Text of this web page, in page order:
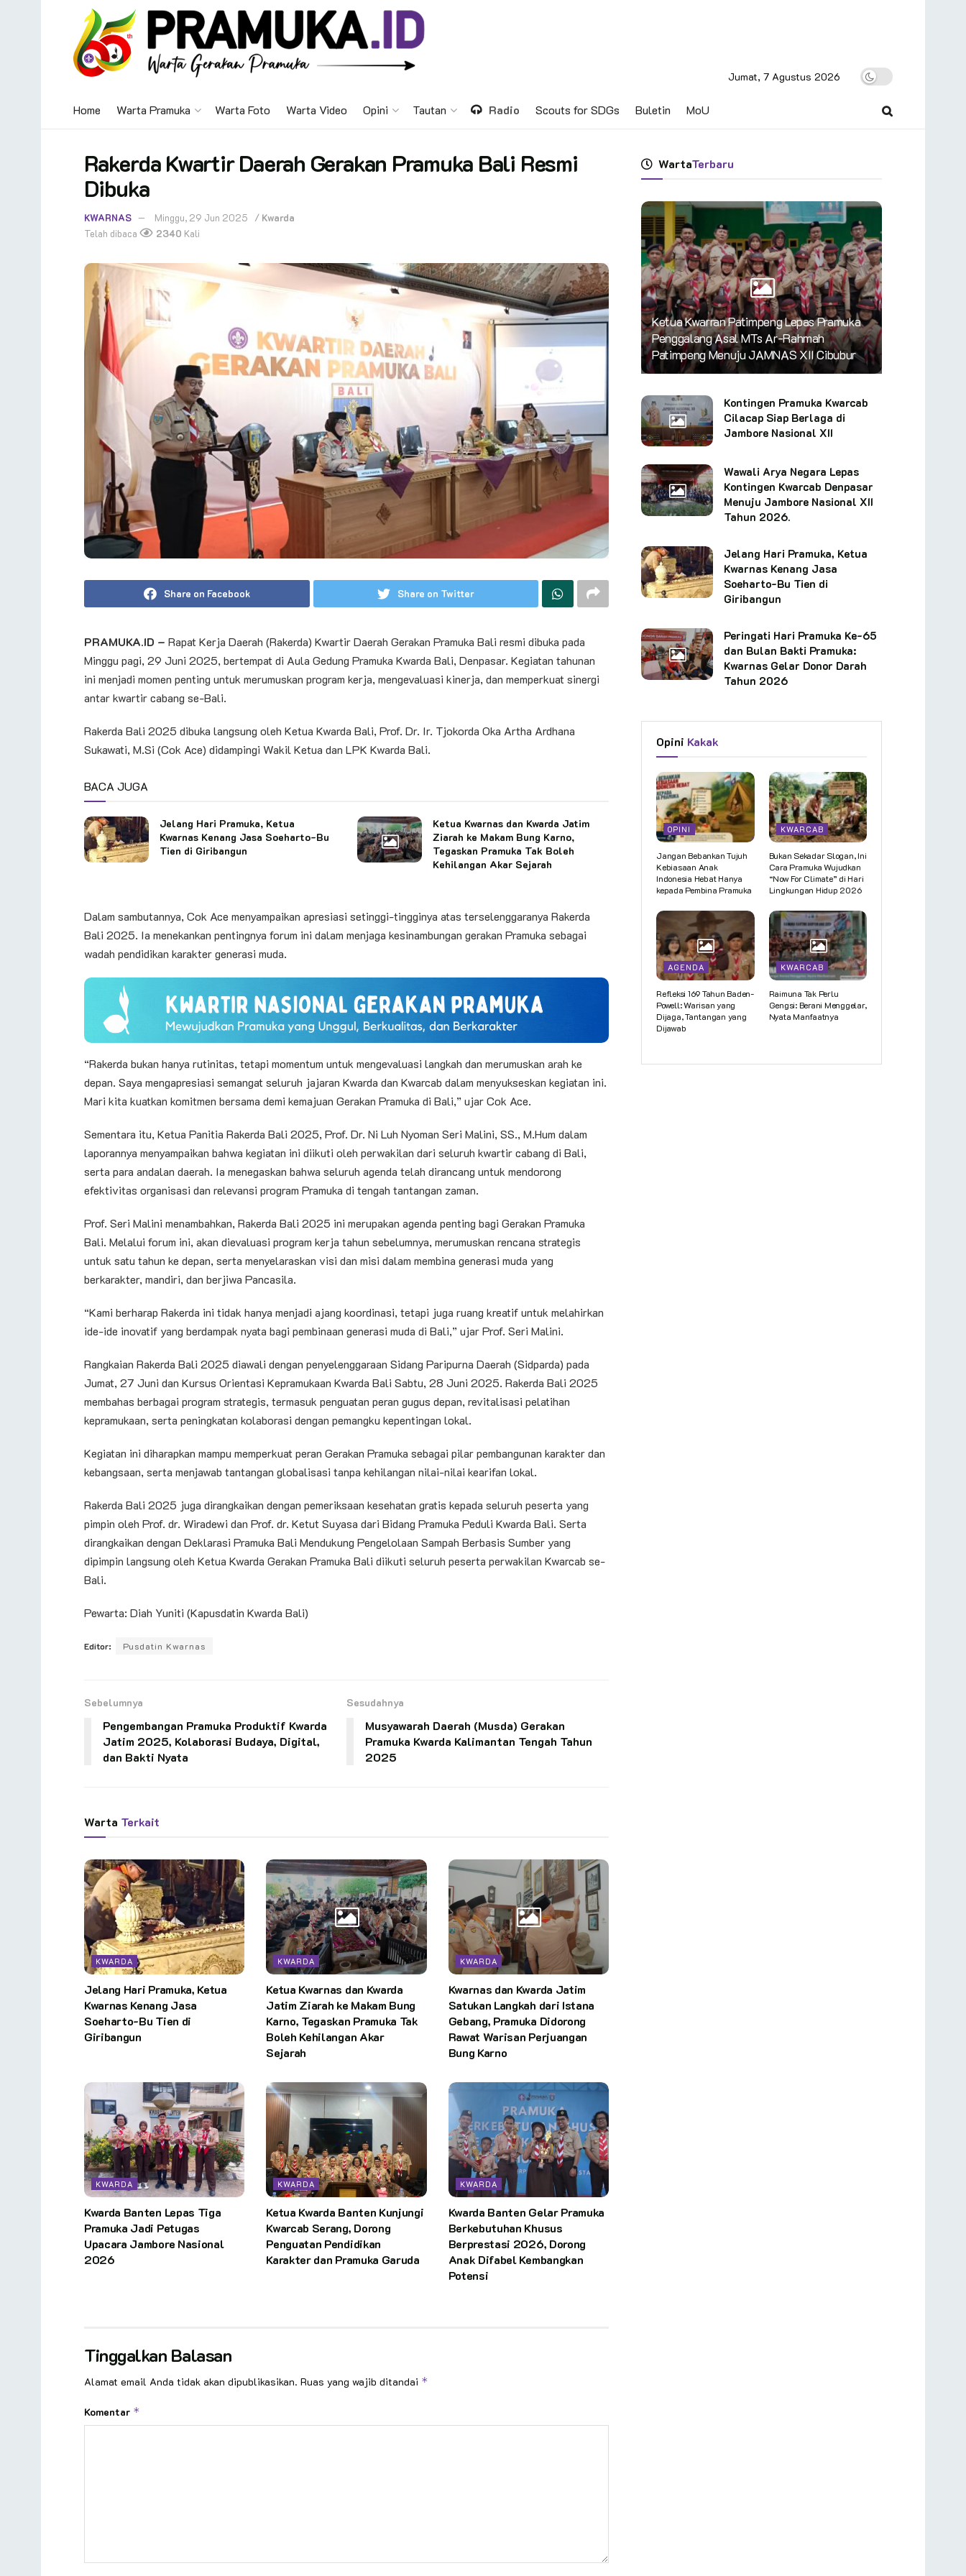
Jumat, 7 Agustus 2026
Home Warta Pramuka Warta Foto Warta Video Opini Tautan Radio Scouts for SDGs Buletin MoU
Rakerda Kwartir Daerah Gerakan Pramuka Bali Resmi
Dibuka
KWARNAS Minggu, 29 Jun 2025 / Kwarda
Telah dibaca
2340 Kali
Share on Facebook Share on Twitter
PRAMUKA.ID – Rapat Kerja Daerah (Rakerda) Kwartir Daerah Gerakan Pramuka Bali resmi dibuka pada
Minggu pagi, 29 Juni 2025, bertempat di Aula Gedung Pramuka Kwarda Bali, Denpasar. Kegiatan tahunan
ini menjadi momen penting untuk merumuskan program kerja, mengevaluasi kinerja, dan memperkuat sinergi
antar kwartir cabang se-Bali.
Rakerda Bali 2025 dibuka langsung oleh Ketua Kwarda Bali, Prof. Dr. Ir. Tjokorda Oka Artha Ardhana
Sukawati, M.Si (Cok Ace) didampingi Wakil Ketua dan LPK Kwarda Bali.
BACA JUGA
Jelang Hari Pramuka, Ketua
Kwarnas Kenang Jasa Soeharto-Bu
Tien di Giribangun
Ketua Kwarnas dan Kwarda Jatim
Ziarah ke Makam Bung Karno,
Tegaskan Pramuka Tak Boleh
Kehilangan Akar Sejarah
Dalam sambutannya, Cok Ace menyampaikan apresiasi setinggi-tingginya atas terselenggaranya Rakerda
Bali 2025. Ia menekankan pentingnya forum ini dalam menjaga kesinambungan gerakan Pramuka sebagai
wadah pendidikan karakter generasi muda.
“Rakerda bukan hanya rutinitas, tetapi momentum untuk mengevaluasi langkah dan merumuskan arah ke
depan. Saya mengapresiasi semangat seluruh jajaran Kwarda dan Kwarcab dalam menyukseskan kegiatan ini.
Mari kita kuatkan komitmen bersama demi kemajuan Gerakan Pramuka di Bali,” ujar Cok Ace.
Sementara itu, Ketua Panitia Rakerda Bali 2025, Prof. Dr. Ni Luh Nyoman Seri Malini, SS., M.Hum dalam
laporannya menyampaikan bahwa kegiatan ini diikuti oleh perwakilan dari seluruh kwartir cabang di Bali,
serta para andalan daerah. Ia menegaskan bahwa seluruh agenda telah dirancang untuk mendorong
efektivitas organisasi dan relevansi program Pramuka di tengah tantangan zaman.
Prof. Seri Malini menambahkan, Rakerda Bali 2025 ini merupakan agenda penting bagi Gerakan Pramuka
Bali. Melalui forum ini, akan dievaluasi program kerja tahun sebelumnya, merumuskan rencana strategis
untuk satu tahun ke depan, serta menyelaraskan visi dan misi dalam membina generasi muda yang
berkarakter, mandiri, dan berjiwa Pancasila.
“Kami berharap Rakerda ini tidak hanya menjadi ajang koordinasi, tetapi juga ruang kreatif untuk melahirkan
ide-ide inovatif yang berdampak nyata bagi pembinaan generasi muda di Bali,” ujar Prof. Seri Malini.
Rangkaian Rakerda Bali 2025 diawali dengan penyelenggaraan Sidang Paripurna Daerah (Sidparda) pada
Jumat, 27 Juni dan Kursus Orientasi Kepramukaan Kwarda Bali Sabtu, 28 Juni 2025. Rakerda Bali 2025
membahas berbagai program strategis, termasuk penguatan peran gugus depan, revitalisasi pelatihan
kepramukaan, serta peningkatan kolaborasi dengan pemangku kepentingan lokal.
Kegiatan ini diharapkan mampu memperkuat peran Gerakan Pramuka sebagai pilar pembangunan karakter dan
kebangsaan, serta menjawab tantangan globalisasi tanpa kehilangan nilai-nilai kearifan lokal.
Rakerda Bali 2025 juga dirangkaikan dengan pemeriksaan kesehatan gratis kepada seluruh peserta yang
pimpin oleh Prof. dr. Wiradewi dan Prof. dr. Ketut Suyasa dari Bidang Pramuka Peduli Kwarda Bali. Serta
dirangkaikan dengan Deklarasi Pramuka Bali Mendukung Pengelolaan Sampah Berbasis Sumber yang
dipimpin langsung oleh Ketua Kwarda Gerakan Pramuka Bali diikuti seluruh peserta perwakilan Kwarcab se-
Bali.
Pewarta: Diah Yuniti (Kapusdatin Kwarda Bali)
Editor: Pusdatin Kwarnas
Sebelumnya
Pengembangan Pramuka Produktif Kwarda
Jatim 2025, Kolaborasi Budaya, Digital,
dan Bakti Nyata
Sesudahnya
Musyawarah Daerah (Musda) Gerakan
Pramuka Kwarda Kalimantan Tengah Tahun
2025
Warta Terkait
KWARDA
Jelang Hari Pramuka, Ketua
Kwarnas Kenang Jasa
Soeharto-Bu Tien di
Giribangun
KWARDA
Ketua Kwarnas dan Kwarda
Jatim Ziarah ke Makam Bung
Karno, Tegaskan Pramuka Tak
Boleh Kehilangan Akar
Sejarah
KWARDA
Kwarnas dan Kwarda Jatim
Satukan Langkah dari Istana
Gebang, Pramuka Didorong
Rawat Warisan Perjuangan
Bung Karno
KWARDA
Kwarda Banten Lepas Tiga
Pramuka Jadi Petugas
Upacara Jambore Nasional
2026
KWARDA
Ketua Kwarda Banten Kunjungi
Kwarcab Serang, Dorong
Penguatan Pendidikan
Karakter dan Pramuka Garuda
KWARDA
Kwarda Banten Gelar Pramuka
Berkebutuhan Khusus
Berprestasi 2026, Dorong
Anak Difabel Kembangkan
Potensi
Tinggalkan Balasan
Alamat email Anda tidak akan dipublikasikan. Ruas yang wajib ditandai *
Komentar *
WartaTerbaru
Ketua Kwarran Patimpeng Lepas Pramuka
Penggalang Asal MTs Ar-Rahmah
Patimpeng Menuju JAMNAS XII Cibubur
Kontingen Pramuka Kwarcab
Cilacap Siap Berlaga di
Jambore Nasional XII
Wawali Arya Negara Lepas
Kontingen Kwarcab Denpasar
Menuju Jambore Nasional XII
Tahun 2026.
Jelang Hari Pramuka, Ketua
Kwarnas Kenang Jasa
Soeharto-Bu Tien di
Giribangun
Peringati Hari Pramuka Ke-65
dan Bulan Bakti Pramuka:
Kwarnas Gelar Donor Darah
Tahun 2026
Opini Kakak
OPINI
Jangan Bebankan Tujuh
Kebiasaan Anak
Indonesia Hebat Hanya
kepada Pembina Pramuka
KWARCAB
Bukan Sekadar Slogan, Ini
Cara Pramuka Wujudkan
“Now For Climate” di Hari
Lingkungan Hidup 2026
AGENDA
Refleksi 169 Tahun Baden-
Powell: Warisan yang
Dijaga, Tantangan yang
Dijawab
KWARCAB
Raimuna Tak Perlu
Gengsi: Berani Menggelar,
Nyata Manfaatnya